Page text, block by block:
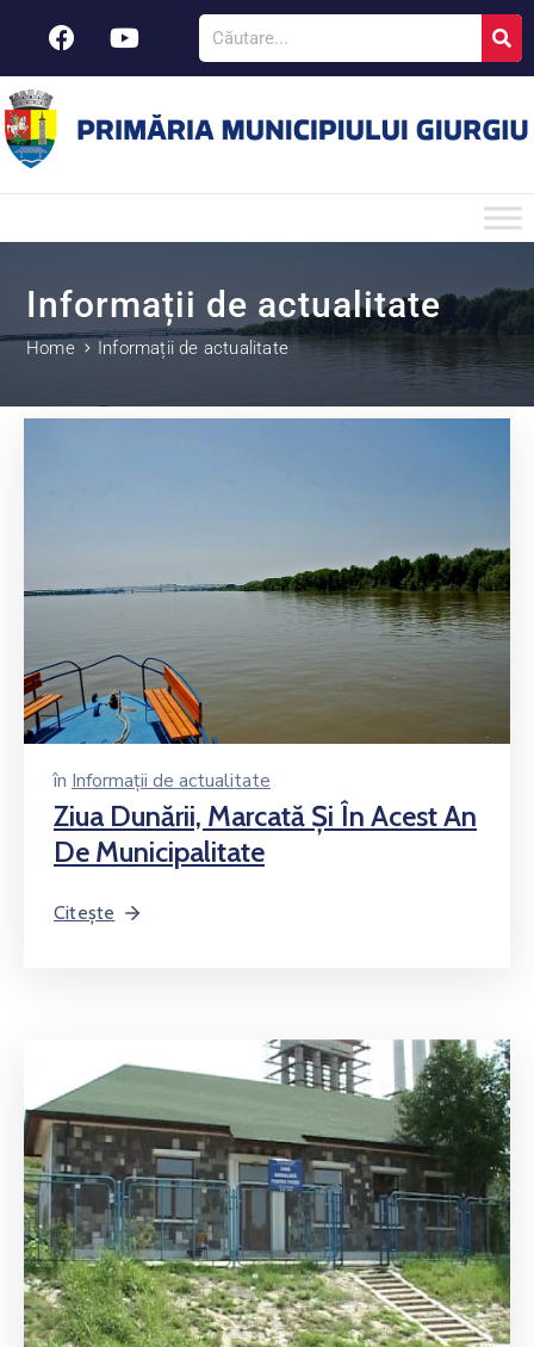
Informații de actualitate
Home Informații de actualitate
în Informații de actualitate
Ziua Dunării, Marcată Şi În Acest An
De Municipalitate
Citește